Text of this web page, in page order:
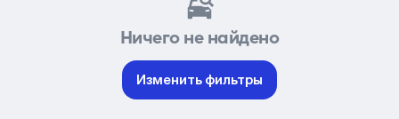
Ничего не найдено
Изменить фильтры